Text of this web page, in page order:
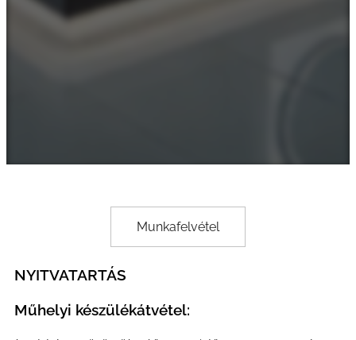
Munkafelvétel
NYITVATARTÁS
Műhelyi készülékátvétel: